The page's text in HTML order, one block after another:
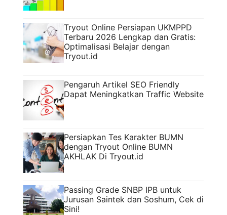
Tryout Online Persiapan UKMPPD
Terbaru 2026 Lengkap dan Gratis:
Optimalisasi Belajar dengan
Tryout.id
Pengaruh Artikel SEO Friendly
Dapat Meningkatkan Traffic Website
Persiapkan Tes Karakter BUMN
dengan Tryout Online BUMN
AKHLAK Di Tryout.id
Passing Grade SNBP IPB untuk
Jurusan Saintek dan Soshum, Cek di
Sini!